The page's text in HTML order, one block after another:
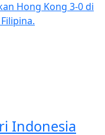
Indonesia